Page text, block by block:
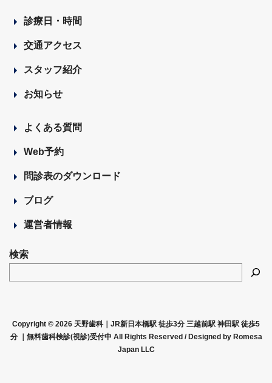
診療日・時間
交通アクセス
スタッフ紹介
お知らせ
よくある質問
Web予約
問診表のダウンロード
ブログ
運営者情報
検索
Copyright © 2026 天野歯科｜JR新日本橋駅 徒歩3分 三越前駅 神田駅 徒歩5
分 ｜無料歯科検診(視診)受付中 All Rights Reserved / Designed by Romesa
Japan LLC